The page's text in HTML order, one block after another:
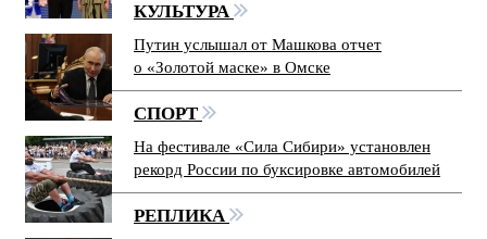
КУЛЬТУРА
Путин услышал от Машкова отчет
о «Золотой маске» в Омске
СПОРТ
На фестивале «Сила Сибири» установлен
рекорд России по буксировке автомобилей
РЕПЛИКА